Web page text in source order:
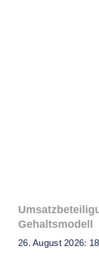
Gehaltsmodell
26. August 2026: